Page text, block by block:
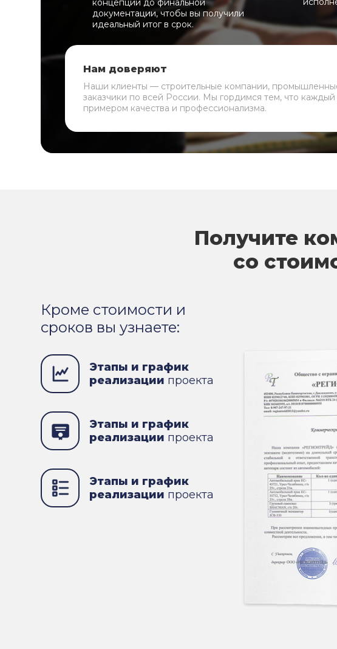
концепции до финальной
документации, чтобы вы получили
идеальный итог в срок.
Нам доверяют
Наши клиенты — строительные компании,
заказчики по всей России. Мы гордимся тем, что каждый
примером качества и профессионализма.
Получите
со
Кроме стоимости и
сроков вы узнаете:
Этапы и график
реализации проекта
Этапы и график
реализации проекта
Этапы и график
реализации проекта